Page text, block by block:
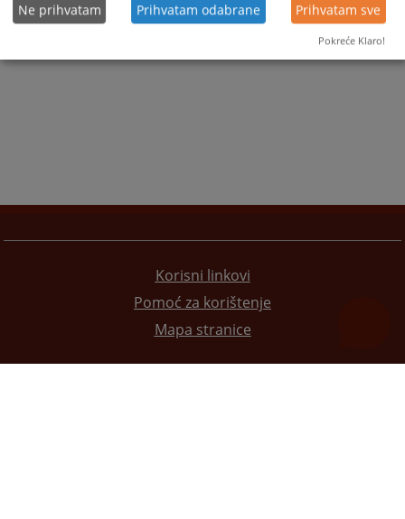
Korisni linkovi
Pomoć za korištenje
Mapa stranice
Ne prihvatam Prihvatam odabrane Prihvatam sve
Pokreće Klaro!